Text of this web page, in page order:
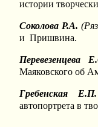
истории
Соколова Р.А.
и Пришвина.
Перевезенцева
Маяковского об
Гребенская Е.П.
автопортрета в